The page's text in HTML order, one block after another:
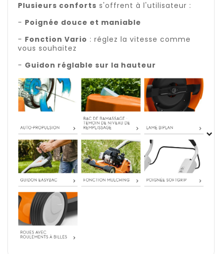
Plusieurs conforts s'offrent à l'utilisateur :
- Poignée douce et maniable
- Fonction Vario : réglez la vitesse comme
vous souhaitez
- Guidon réglable sur la hauteur